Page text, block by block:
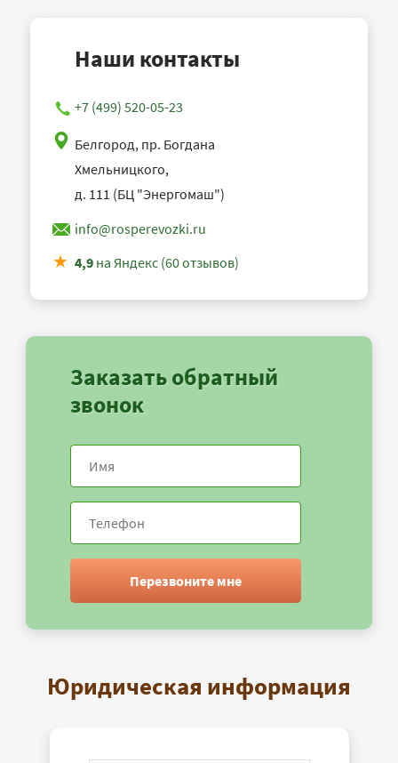
Наши контакты
+7 (499) 520-05-23
Белгород, пр. Богдана
Хмельницкого,
д. 111 (БЦ "Энергомаш")
info@rosperevozki.ru
4,9 на Яндекс (60 отзывов)
Заказать обратный
звонок
Перезвоните мне
Юридическая информация